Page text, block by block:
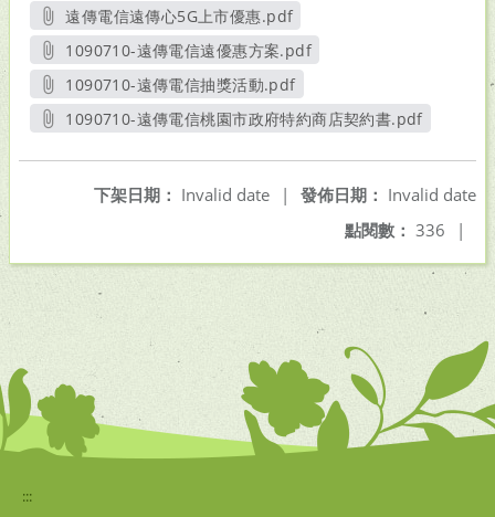
遠傳電信遠傳心5G上市優惠.pdf
另開新視窗
1090710-遠傳電信遠優惠方案.pdf
另開新視窗
1090710-遠傳電信抽獎活動.pdf
另開新視窗
1090710-遠傳電信桃園市政府特約商店契約書.pdf
發佈日期： Invalid date
下架日期： Invalid date
|
點閱數： 336 |
:::